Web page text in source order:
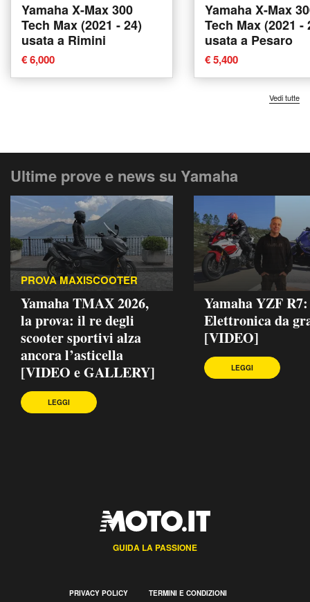
Yamaha X-Max 300
Tech Max (2021 - 24)
usata a Rimini
€ 6,000
Yamaha X-Max
Tech Max (2021 -
usata a Pesaro
€ 5,400
Vedi tutte
Ultime prove e news su Yamaha
PROVA MAXISCOOTER
Yamaha TMAX 2026,
la prova: il re degli
scooter sportivi alza
ancora l’asticella
[VIDEO e GALLERY]
LEGGI
Yamaha YZF R7:
Elettronica da
[VIDEO]
LEGGI
GUIDA LA PASSIONE
PRIVACY POLICY TERMINI E CONDIZIONI